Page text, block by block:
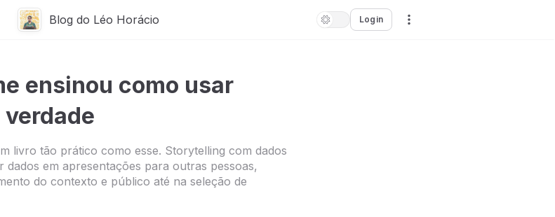
Blog do Léo Horácio Login
ensinou como usar
livro tão prático como esse. Storytelling com dados
dados em apresentações para outras pessoas,
do contexto e público até na seleção de